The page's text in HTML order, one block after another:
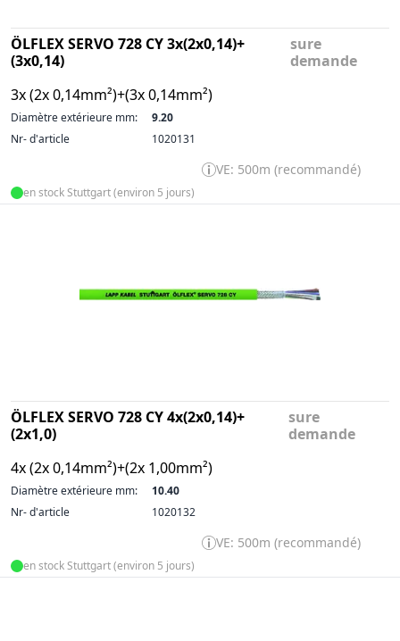
ÖLFLEX SERVO 728 CY 3x(2x0,14)+
(3x0,14)
3x (2x 0,14mm²)+(3x 0,14mm²)
sure
demande
Diamètre extérieure mm:
9.20
Nr- d'article
1020131
VE: 500m (recommandé)
en stock Stuttgart (environ 5 jours)
ÖLFLEX SERVO 728 CY 4x(2x0,14)+
(2x1,0)
4x (2x 0,14mm²)+(2x 1,00mm²)
sure
demande
Diamètre extérieure mm:
10.40
Nr- d'article
1020132
VE: 500m (recommandé)
en stock Stuttgart (environ 5 jours)